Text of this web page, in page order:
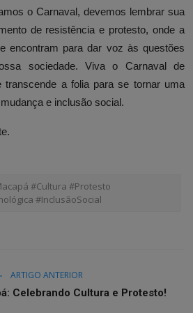
o Carnaval, devemos lembrar sua
de resistência e protesto, onde a
encontram para dar voz às questões
sociedade. Viva o Carnaval de
transcende a folia para se tornar uma
e inclusão social.
#Cultura #Protesto
#InclusãoSocial
ARTIGO ANTERIOR
Celebrando Cultura e Protesto!